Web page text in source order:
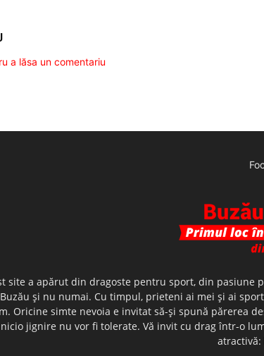
a lăsa un comentariu
site a apărut din dragoste pentru sport, din
şi nu numai. Cu timpul, prieteni ai mei şi ai
Oricine simte nevoia e invitat să-şi spună părerea
jignire nu vor fi tolerate. Vă invit cu drag într-o